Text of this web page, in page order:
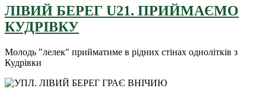
ЛІВИЙ БЕРЕГ U21. ПРИЙМАЄМО
КУДРІВКУ
Молодь "лелек" прийматиме в рідних стінах однолітків з
Кудрівки